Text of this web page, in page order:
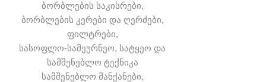
ბორბლების საკისრები,
ბორბლების კერები და ღერძები,
ფილტრები,
სასოფლო-სამეურნეო, სატყეო და
სამშენებლო ტექნიკა
სამშენებლო მანქანები,